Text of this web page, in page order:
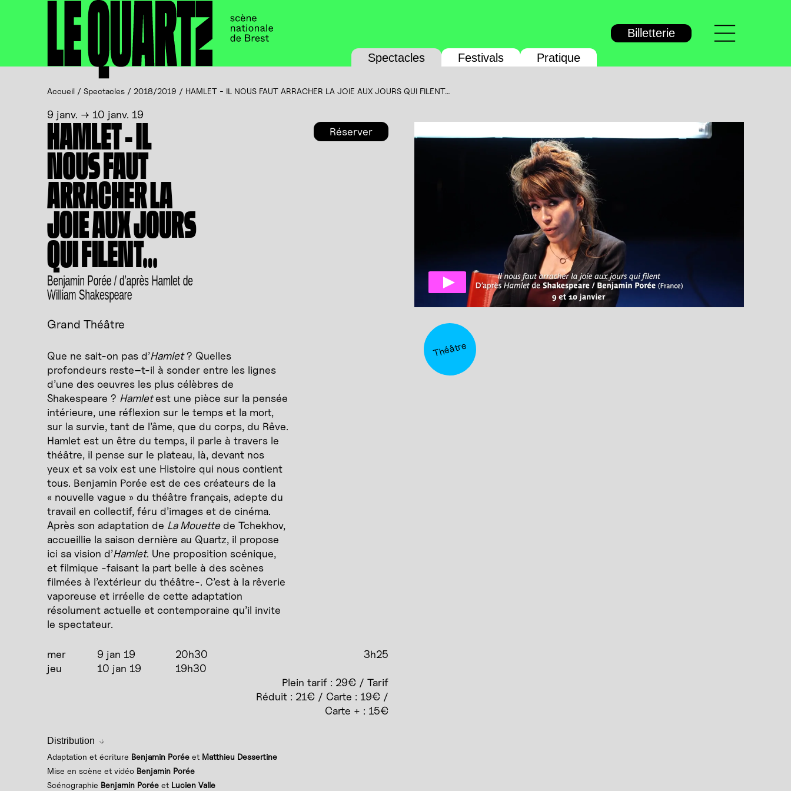
Panneau de gestion des cookies
Spectacles Festivals Pratique
Billetterie
Menu
Accueil / Spectacles / 2018/2019 / HAMLET - IL NOUS FAUT ARRACHER LA JOIE AUX JOURS QUI FILENT…
9 janv. → 10 janv. 19
Théâtre
HAMLET - IL
NOUS FAUT
ARRACHER LA
JOIE AUX JOURS
QUI FILENT…
Benjamin Porée / d’après Hamlet de
William Shakespeare
Grand Théâtre
Que ne sait-on pas d’Hamlet? Quelles
profondeurs reste–t-il à sonder entre les lignes
d’une des oeuvres les plus célèbres de
Shakespeare ? Hamletest une pièce sur la pensée
intérieure, une réflexion sur le temps et la mort,
sur la survie, tant de l’âme, que du corps, du Rêve.
Hamlet est un être du temps, il parle à travers le
théâtre, il pense sur le plateau, là, devant nos
yeux et sa voix est une Histoire qui nous contient
tous. Benjamin Porée est de ces créateurs de la
« nouvelle vague » du théâtre français, adepte du
travail en collectif, féru d’images et de cinéma.
Après son adaptation de La Mouettede Tchekhov,
accueillie la saison dernière au Quartz, il propose
ici sa vision d’Hamlet. Une proposition scénique,
et filmique -faisant la part belle à des scènes
filmées à l’extérieur du théâtre-. C’est à la rêverie
vaporeuse et irréelle de cette adaptation
résolument actuelle et contemporaine qu’il invite
le spectateur.
Réserver
mer 9 jan 19
20h30
jeu
10 jan 19 19h30
3h25
Plein tarif : 29€ / Tarif
Réduit : 21€ / Carte : 19€ /
Carte + : 15€
Distribution
Adaptation et écriture Benjamin Porée et Matthieu Dessertine
Mise en scène et vidéo Benjamin Porée
Scénographie Benjamin Porée et Lucien Valle